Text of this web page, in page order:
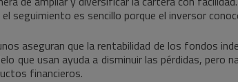
el seguimiento es sencillo porque el inversor
aseguran que la rentabilidad de los fondos
que usan ayuda a disminuir las pérdidas, pero
financieros.